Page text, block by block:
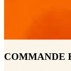
COMMANDE